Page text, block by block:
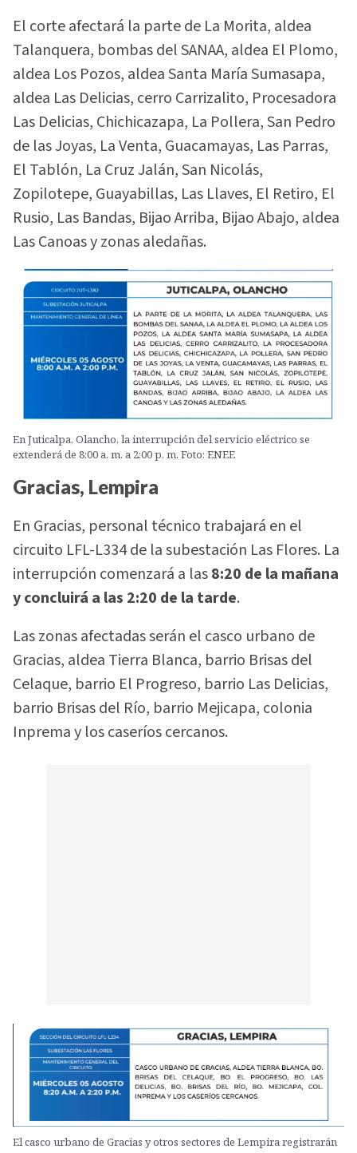
El corte afectará la parte de La Morita, aldea
Talanquera, bombas del SANAA, aldea El Plomo,
aldea Los Pozos, aldea Santa María Sumasapa,
aldea Las Delicias, cerro Carrizalito, Procesadora
Las Delicias, Chichicazapa, La Pollera, San Pedro
de las Joyas, La Venta, Guacamayas, Las Parras,
El Tablón, La Cruz Jalán, San Nicolás,
Zopilotepe, Guayabillas, Las Llaves, El Retiro, El
Rusio, Las Bandas, Bijao Arriba, Bijao Abajo, aldea
Las Canoas y zonas aledañas.
En Juticalpa, Olancho, la interrupción del servicio eléctrico se
extenderá de 8:00 a. m. a 2:00 p. m. Foto: ENEE
Gracias, Lempira
En Gracias, personal técnico trabajará en el
circuito LFL-L334 de la subestación Las Flores. La
interrupción comenzará a las8:20 de la mañana
y concluirá a las 2:20 de la tarde.
Las zonas afectadas serán el casco urbano de
Gracias, aldea Tierra Blanca, barrio Brisas del
Celaque, barrio El Progreso, barrio Las Delicias,
barrio Brisas del Río, barrio Mejicapa, colonia
Inprema y los caseríos cercanos.
El casco urbano de Gracias y otros sectores de Lempira registrarán